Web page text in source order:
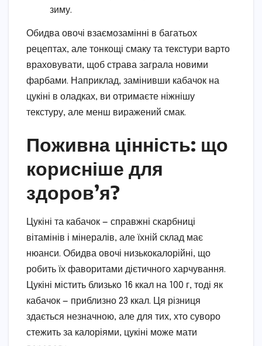
зиму.
Обидва овочі взаємозамінні в багатьох
рецептах, але тонкощі смаку та текстури варто
враховувати, щоб страва заграла новими
фарбами. Наприклад, замінивши кабачок на
цукіні в оладках, ви отримаєте ніжнішу
текстуру, але менш виражений смак.
Поживна цінність: що
корисніше для
здоров’я?
Цукіні та кабачок — справжні скарбниці
вітамінів і мінералів, але їхній склад має
нюанси. Обидва овочі низькокалорійні, що
робить їх фаворитами дієтичного харчування.
Цукіні містить близько 16 ккал на 100 г, тоді як
кабачок — приблизно 23 ккал. Ця різниця
здається незначною, але для тих, хто суворо
стежить за калоріями, цукіні може мати